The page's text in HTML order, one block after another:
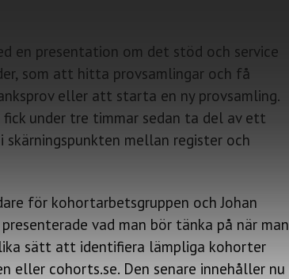
en presentation om det stöd och service
som att hitta provsamlingar och få
eller att starta en ny provsamling.
under tre timmar sedan ta del av ett
skärningspunkten mellan register och
för kohortarbetsgruppen och Johan
vad man bör tänka på när man
sätt att identifiera lämpliga kohorter
eller cohorts.se. Den senare innehåller nu